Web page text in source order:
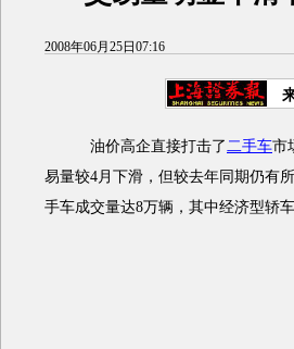
2008年06月25日07:16
油价高企直接打击了二手车市
易量较4月下滑，但较去年同期仍有所
手车成交量达8万辆，其中经济型轿